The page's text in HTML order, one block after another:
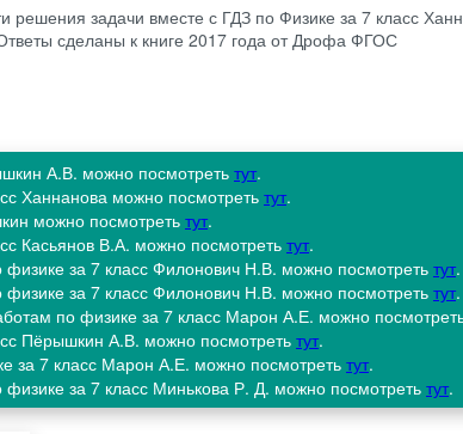
решения задачи вместе с ГДЗ по Физике за 7 класс
сделаны к книге 2017 года от Дрофа ФГОС
А.В. можно посмотретьтут.
Ханнанова можно посмотреть тут.
можно посмотретьтут.
Касьянов В.А. можно посмотреть тут.
за 7 класс Филонович Н.В. можно посмотреть тут.
за 7 класс Филонович Н.В. можно посмотреть тут.
по физике за 7 класс Марон А.Е. можно
Пёрышкин А.В. можно посмотреть тут.
за 7 класс Марон А.Е. можно посмотреть тут.
за 7 класс Минькова Р. Д. можно посмотреть тут.